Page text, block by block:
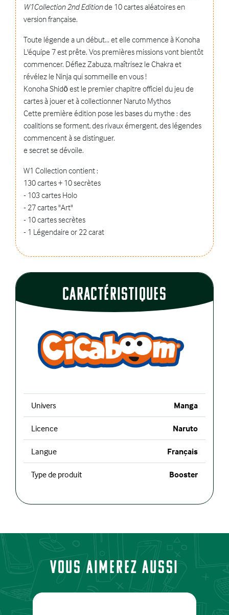
W1Collection 2nd Editionde 10 cartes aléatoires en
version française.
Toute légende a un début… et elle commence à Konoha
L'équipe 7 est prête. Vos premières missions vont bientôt
commencer. Défiez Zabuza, maîtrisez le Chakra et
révélez le Ninja qui sommeille en vous !
Konoha Shidō est le premier chapitre officiel du jeu de
cartes à jouer et à collectionner Naruto Mythos
Cette première édition pose les bases du mythe : des
coalitions se forment, des rivaux émergent, des légendes
commencent à se distinguer.
e secret se dévoile.
W1 Collection contient :
130 cartes + 10 secrètes
- 103 cartes Holo
- 27 cartes "Art"
- 10 cartes secrètes
- 1 Légendaire or 22 carat
CaractÉristiques
Univers Manga
Licence Naruto
Langue Français
Type de produit Booster
Vous aimerez aussi